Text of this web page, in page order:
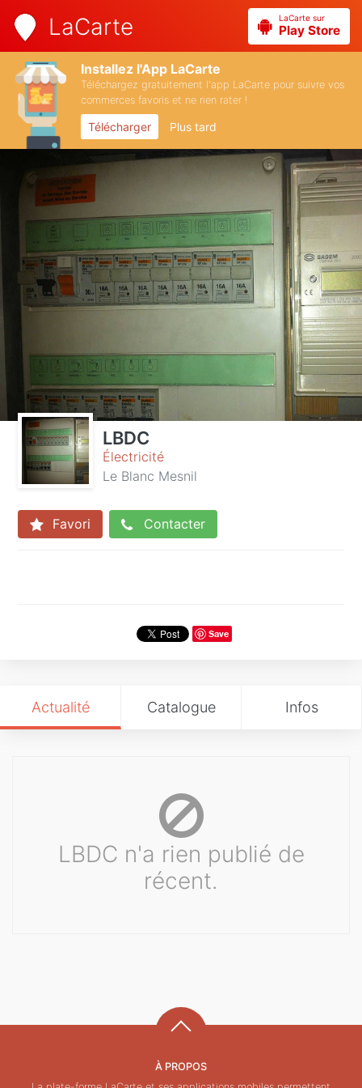
LaCarte LaCarte sur
Play Store
Installez l'App LaCarte
Téléchargez gratuitement l'app LaCarte pour suivre vos
commerces favoris et ne rien rater !
Télécharger Plus tard
LBDC
Électricité
Le Blanc Mesnil
Favori Contacter
Save
Actualité Catalogue Infos
LBDC n'a rien publié de
récent.
À PROPOS